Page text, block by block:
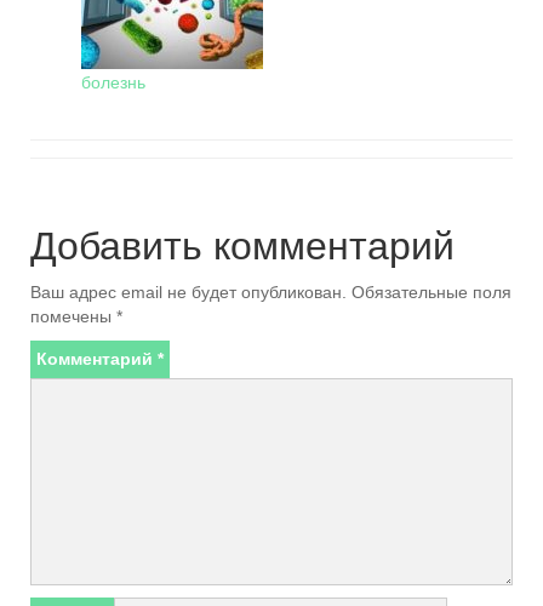
болезнь
Добавить комментарий
Ваш адрес email не будет опубликован. Обязательные поля
помечены *
Комментарий *